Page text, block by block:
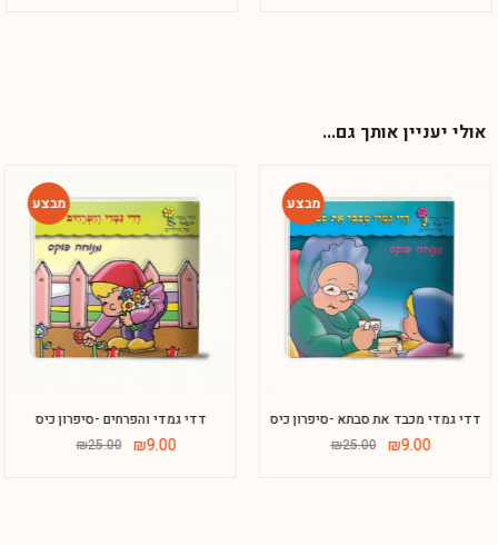
אולי יעניין אותך גם...
-64%
דדי גמדי והפרחים -סיפרון כיס
₪25.00 ₪9.00
דדי גמדי מכבד את סבתא -סיפרון כיס
₪25.00 ₪9.00
Phone